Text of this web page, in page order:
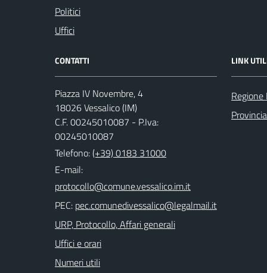
Politici
Uffici
CONTATTI
Piazza IV Novembre, 4
18026 Vessalico (IM)
C.F. 00245010087 - P.Iva:
00245010087
Telefono:(+39) 0183 31000
E-mail:
PEC:
URP, Protocollo, Affari generali
Uffici e orari
Numeri utili
LINK
Regione